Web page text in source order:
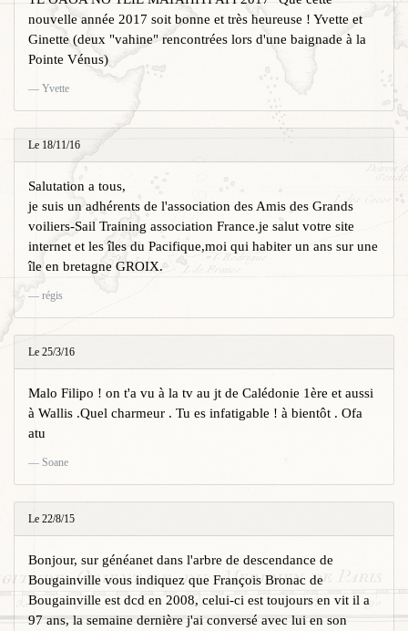
nouvelle année 2017 soit bonne et très heureuse ! Yvette et
Ginette (deux "vahine" rencontrées lors d'une baignade à la
Pointe Vénus)
Yvette
Le 18/11/16
Salutation a tous,
je suis un adhérents de l'association des Amis des Grands
voiliers-Sail Training association France.je salut votre site
internet et les îles du Pacifique,moi qui habiter un ans sur une
île en bretagne GROIX.
régis
Le 25/3/16
Malo Filipo ! on t'a vu à la tv au jt de Calédonie 1ère et aussi
à Wallis .Quel charmeur . Tu es infatigable ! à bientôt . Ofa
atu
Soane
Le 22/8/15
Bonjour, sur généanet dans l'arbre de descendance de
Bougainville vous indiquez que François Bronac de
Bougainville est dcd en 2008, celui-ci est toujours en vit il a
97 ans, la semaine dernière j'ai conversé avec lui en son